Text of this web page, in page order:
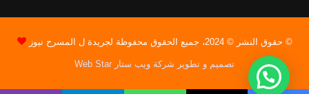
© حقوق النشر © 2024، جميع الحقوق محفوظة لجريدة ل المسرح نيوز
تصميم و تطوير شركة ويب ستار Web Star